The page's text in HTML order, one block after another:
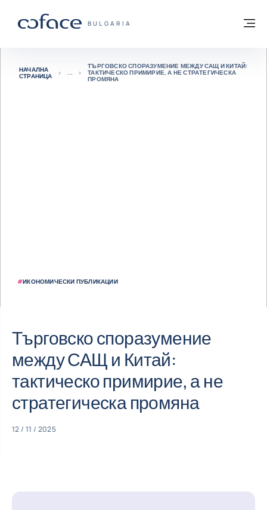
COFACE FOR TRADE - GROUP WEBSITE
BULGARIA
Обратно към начална страница
#ИКОНОМИЧЕСКИ ПУБЛИКАЦИИ
НАЧАЛНА
СТРАНИЦА
ТЪРГОВСКО СПОРАЗУМЕНИЕ МЕЖДУ САЩ И КИТАЙ:
ТАКТИЧЕСКО ПРИМИРИЕ, А НЕ СТРАТЕГИЧЕСКА
ПРОМЯНА
Търговско споразумение
между САЩ и Китай:
тактическо примирие, а не
стратегическа промяна
12 / 11 / 2025